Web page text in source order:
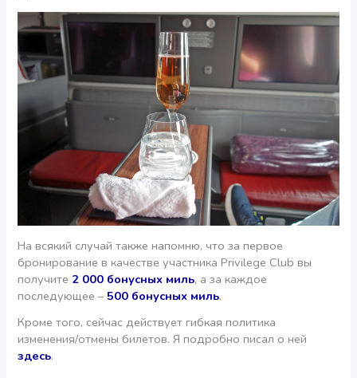
На всякий случай также напомню, что за первое
бронирование в качестве участника Privilege Club вы
получите 2 000 бонусных миль, а за каждое
последующее –500 бонусных миль.
Кроме того, сейчас действует гибкая политика
изменения/отмены билетов. Я подробно писал о ней
здесь.